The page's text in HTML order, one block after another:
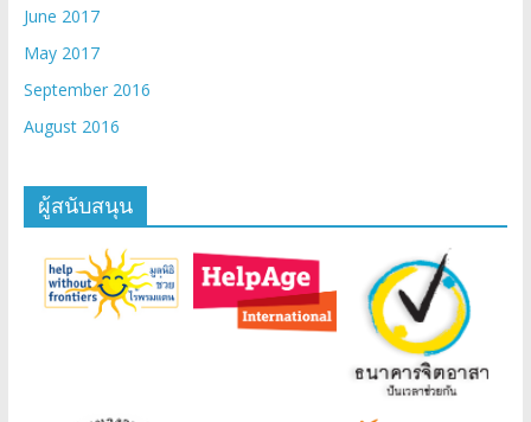
June 2017
May 2017
September 2016
August 2016
ผู้สนับสนุน